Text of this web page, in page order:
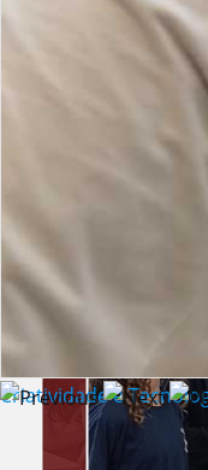
Criatividade e